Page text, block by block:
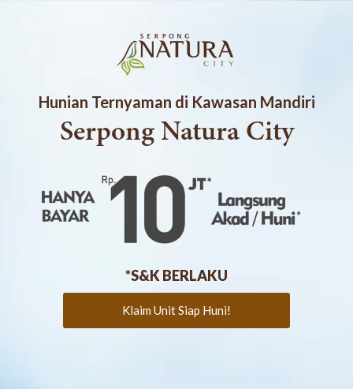
Hunian Ternyaman di Kawasan Mandiri
Serpong Natura City
*S&K BERLAKU
Klaim Unit Siap Huni!